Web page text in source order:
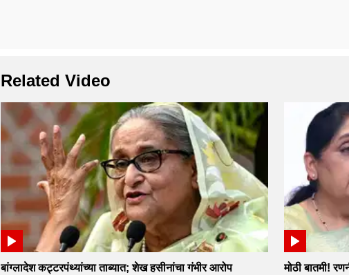
Related Video
बांग्लादेश कट्टरपंथ्यांच्या ताब्यात; शेख हसीनांचा गंभीर आरोप मोठी बातमी!